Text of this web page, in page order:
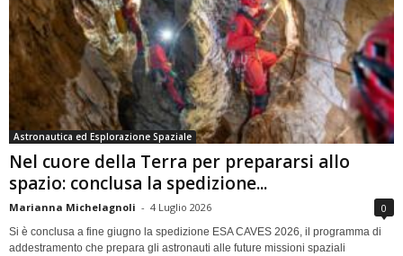
Astronautica ed Esplorazione Spaziale
Nel cuore della Terra per prepararsi allo
spazio: conclusa la spedizione...
Marianna Michelagnoli - 4 Luglio 2026 0
Si è conclusa a fine giugno la spedizione ESA CAVES 2026, il programma di
addestramento che prepara gli astronauti alle future missioni spaziali